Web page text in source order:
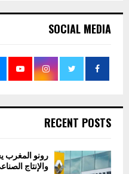
SOCIAL MEDIA
RECENT POSTS
رونو المغرب
والإنتاج